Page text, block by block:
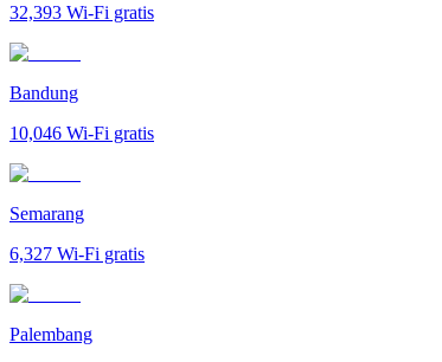
32,393 Wi-Fi gratis
Bandung
10,046 Wi-Fi gratis
Semarang
6,327 Wi-Fi gratis
Palembang